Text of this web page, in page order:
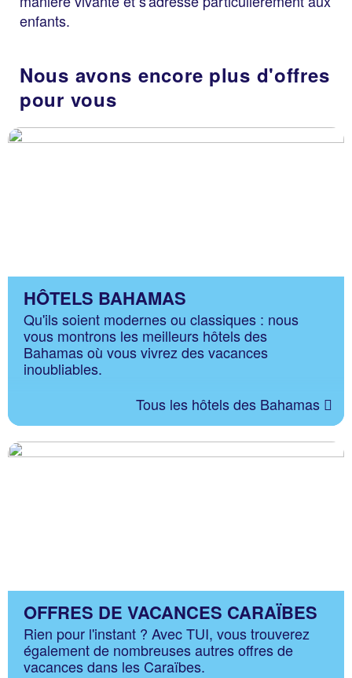
enfants.
Nous avons encore plus d'offres
pour vous
HÔTELS BAHAMAS
Qu'ils soient modernes ou classiques : nous
vous montrons les meilleurs hôtels des
Bahamas où vous vivrez des vacances
inoubliables.
Tous les hôtels des Bahamas
OFFRES DE VACANCES CARAÏBES
Rien pour l'instant ? Avec TUI, vous trouverez
également de nombreuses autres offres de
vacances dans les Caraïbes.